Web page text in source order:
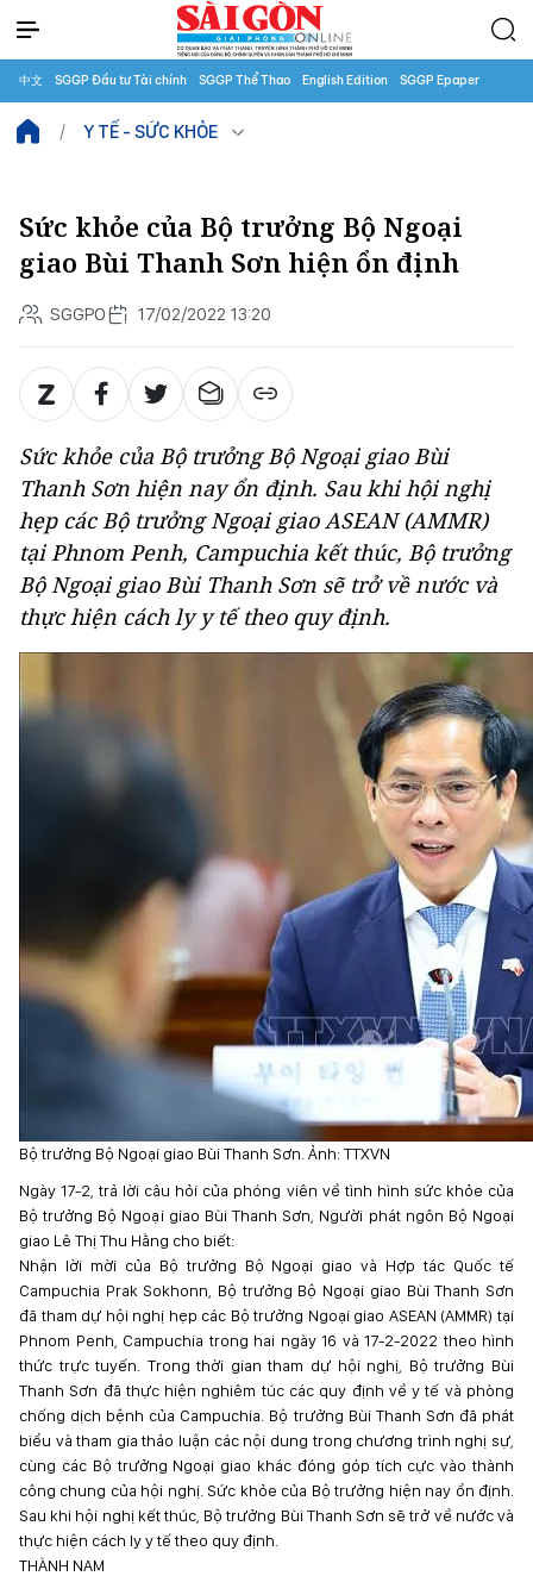
中文 SGGP Đầu tư Tài chính SGGP Thể Thao English Edition SGGP Epaper
Y TẾ - SỨC KHỎE
Sức khỏe của Bộ trưởng Bộ Ngoại
giao Bùi Thanh Sơn hiện ổn định
SGGPO 17/02/2022 13:20
Sức khỏe của Bộ trưởng Bộ Ngoại giao Bùi
Thanh Sơn hiện nay ổn định. Sau khi hội nghị
hẹp các Bộ trưởng Ngoại giao ASEAN (AMMR)
tại Phnom Penh, Campuchia kết thúc, Bộ trưởng
Bộ Ngoại giao Bùi Thanh Sơn sẽ trở về nước và
thực hiện cách ly y tế theo quy định.
Bộ trưởng Bộ Ngoại giao Bùi Thanh Sơn. Ảnh: TTXVN
Ngày 17-2, trả lời câu hỏi của phóng viên về tình hình sức khỏe của
Bộ trưởng Bộ Ngoại giao Bùi Thanh Sơn, Người phát ngôn Bộ Ngoại
giao Lê Thị Thu Hằng cho biết:
Nhận lời mời của Bộ trưởng Bộ Ngoại giao và Hợp tác Quốc tế
Campuchia Prak Sokhonn, Bộ trưởng Bộ Ngoại giao Bùi Thanh Sơn
đã tham dự hội nghị hẹp các Bộ trưởng Ngoại giao ASEAN (AMMR) tại
Phnom Penh, Campuchia trong hai ngày 16 và 17-2-2022 theo hình
thức trực tuyến. Trong thời gian tham dự hội nghị, Bộ trưởng Bùi
Thanh Sơn đã thực hiện nghiêm túc các quy định về y tế và phòng
chống dịch bệnh của Campuchia. Bộ trưởng Bùi Thanh Sơn đã phát
biểu và tham gia thảo luận các nội dung trong chương trình nghị sự,
cùng các Bộ trưởng Ngoại giao khác đóng góp tích cực vào thành
công chung của hội nghị. Sức khỏe của Bộ trưởng hiện nay ổn định.
Sau khi hội nghị kết thúc, Bộ trưởng Bùi Thanh Sơn sẽ trở về nước và
thực hiện cách ly y tế theo quy định.
THÀNH NAM